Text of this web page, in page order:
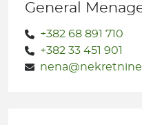
General
+382 68 891 710
+382 33 451 901